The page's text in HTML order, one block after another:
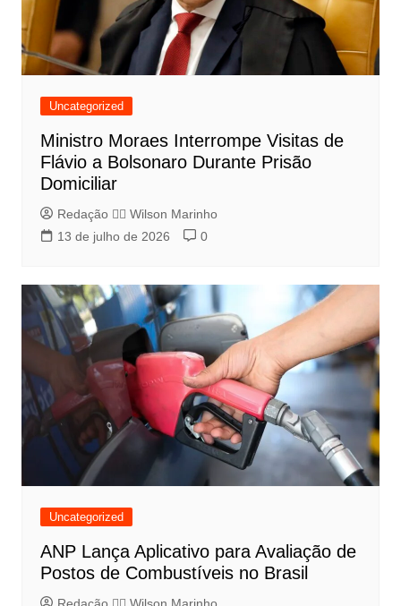
Uncategorized
Ministro Moraes Interrompe Visitas de
Flávio a Bolsonaro Durante Prisão
Domiciliar
Redação 👨‍⚖️​ Wilson Marinho
13 de julho de 2026
0
Uncategorized
ANP Lança Aplicativo para Avaliação de
Postos de Combustíveis no Brasil